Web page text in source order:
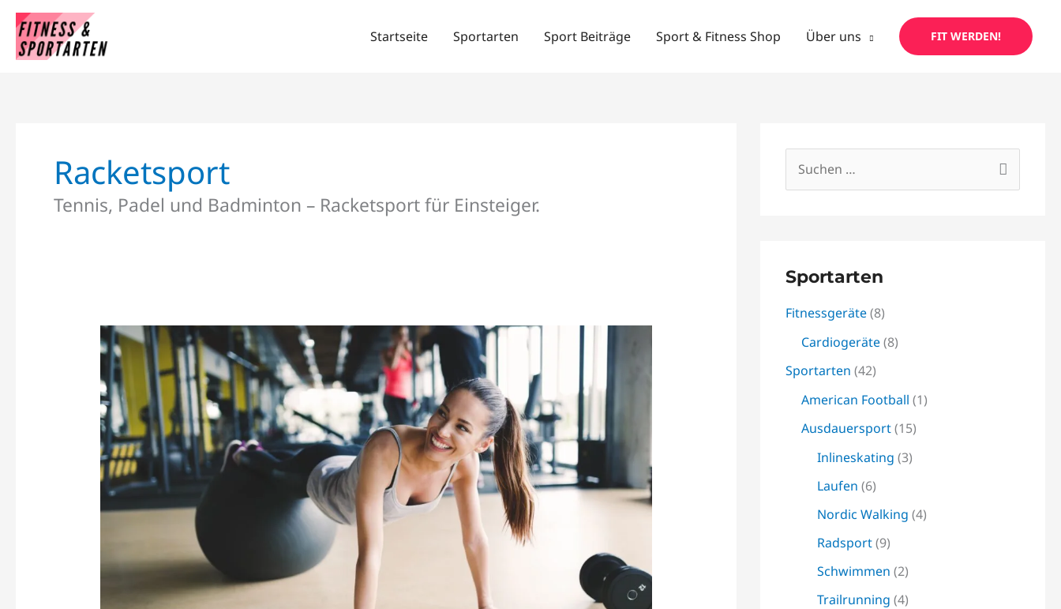
Zum
Inhalt
springen
Startseite Sportarten Sport Beiträge Sport & Fitness Shop Über uns FIT WERDEN!
Racketsport
Tennis, Padel und Badminton – Racketsport für Einsteiger.
WELCHE
SPORTART
PASST
MIR?
FINDE
DEINE
SPORTART
IN
3
FRAGEN
Suchen
Sportarten
Fitnessgeräte(8)
Cardiogeräte(8)
Sportarten (42)
American Football (1)
Ausdauersport(15)
Inlineskating (3)
Laufen (6)
Nordic Walking (4)
Radsport(9)
Schwimmen (2)
Trailrunning (4)